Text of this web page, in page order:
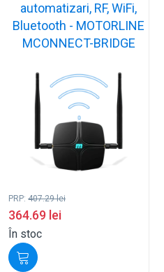
automatizari, RF, WiFi,
Bluetooth - MOTORLINE
MCONNECT-BRIDGE
PRP: 407.29lei
364.69 lei
În stoc